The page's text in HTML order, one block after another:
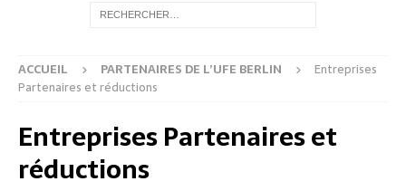
ACCUEIL PARTENAIRES DE L’UFE BERLIN
Entreprises
Partenaires et réductions
Entreprises Partenaires et
réductions